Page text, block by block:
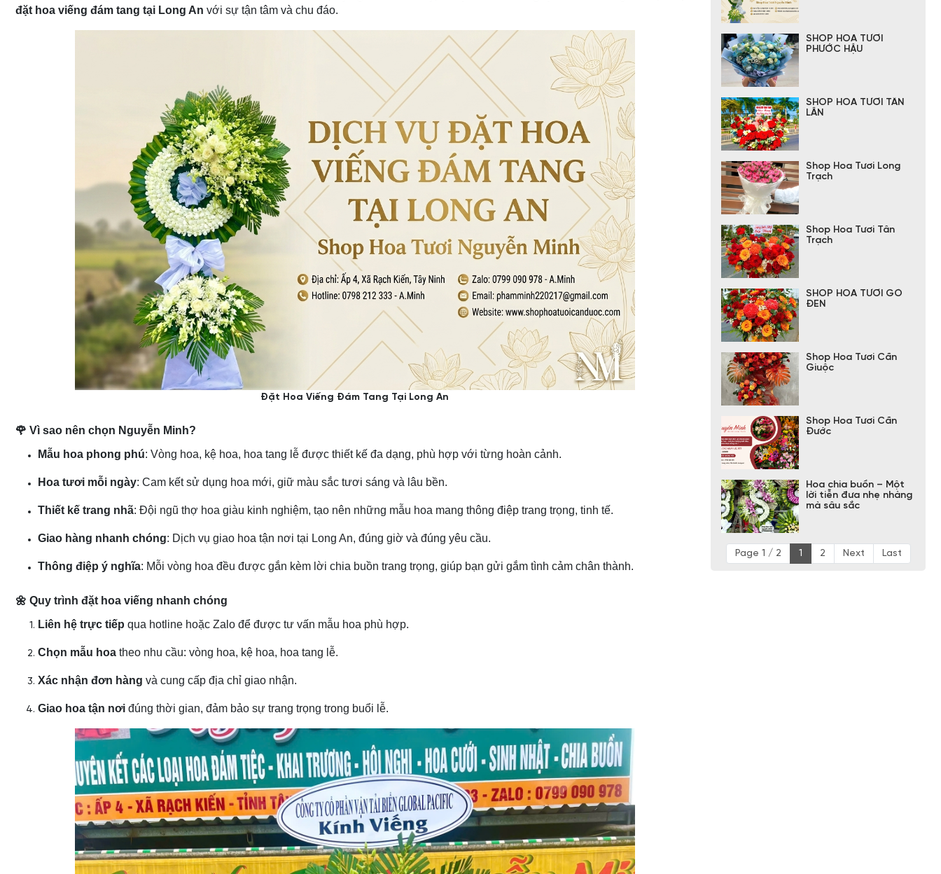
đặt hoa viếng đám tang tại Long An với sự tận tâm và chu đáo.
Đặt Hoa Viếng Đám Tang Tại Long An
🌹 Vì sao nên chọn Nguyễn Minh?
Mẫu hoa phong phú: Vòng hoa, kệ hoa, hoa tang lễ được thiết kế đa dạng, phù hợp với từng hoàn cảnh.
Hoa tươi mỗi ngày: Cam kết sử dụng hoa mới, giữ màu sắc tươi sáng và lâu bền.
Thiết kế trang nhã: Đội ngũ thợ hoa giàu kinh nghiệm, tạo nên những mẫu hoa mang thông điệp trang trọng, tinh tế.
Giao hàng nhanh chóng: Dịch vụ giao hoa tận nơi tại Long An, đúng giờ và đúng yêu cầu.
Thông điệp ý nghĩa: Mỗi vòng hoa đều được gắn kèm lời chia buồn trang trọng, giúp bạn gửi gắm tình cảm chân thành.
🌼 Quy trình đặt hoa viếng nhanh chóng
Liên hệ trực tiếp qua hotline hoặc Zalo để được tư vấn mẫu hoa phù hợp.
Chọn mẫu hoa theo nhu cầu: vòng hoa, kệ hoa, hoa tang lễ.
Xác nhận đơn hàng và cung cấp địa chỉ giao nhận.
Giao hoa tận nơi đúng thời gian, đảm bảo sự trang trọng trong buổi lễ.
SHOP HOA TƯƠI
PHƯỚC HẬU
SHOP HOA TƯƠI TÂN
LÂN
Shop Hoa Tươi Long
Trạch
Shop Hoa Tươi Tân
Trạch
SHOP HOA TƯƠI GÒ
ĐEN
Shop Hoa Tươi Cần
Giuộc
Shop Hoa Tươi Cần
Đước
Hoa chia buồn – Một
lời tiễn đưa nhẹ nhàng
mà sâu sắc
Page 1 / 2 1 2 Next Last